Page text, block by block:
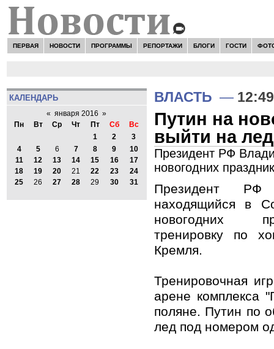
ПЕРВАЯ НОВОСТИ ПРОГРАММЫ РЕПОРТАЖИ БЛОГИ ГОСТИ
КАЛЕНДАРЬ
« января 2016 »
Пн
Вт Ср Чт Пт Сб
Вс
1
2
3
4
5 6 7 8 9
10
11
12 13 14 15 16
17
18
19 20 21 22 23
24
25
26 27 28 29 30 31
ВЛАСТЬ — 12:49
Путин на
выйти на лед
Президент РФ
новогодних
Президент РФ
находящийся в
новогодних
тренировку по
Кремля.
Тренировочная
арене комплекса
поляне. Путин по
лед под номером